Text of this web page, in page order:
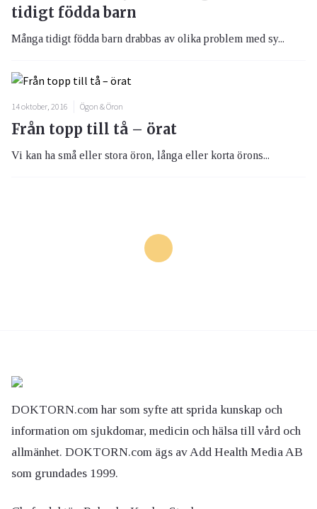
tidigt födda barn
Många tidigt födda barn drabbas av olika problem med sy...
14 oktober, 2016 Ögon & Öron
Från topp till tå – örat
Vi kan ha små eller stora öron, långa eller korta örons...
DOKTORN.com har som syfte att sprida kunskap och
information om sjukdomar, medicin och hälsa till vård och
allmänhet. DOKTORN.com ägs av Add Health Media AB
som grundades 1999.